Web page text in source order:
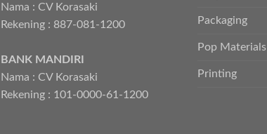
Nama : CV Korasaki
Rekening : 887-081-1200
BANK MANDIRI
Nama : CV Korasaki
Rekening : 101-0000-61-1200
Packaging
Pop Materials
Printing